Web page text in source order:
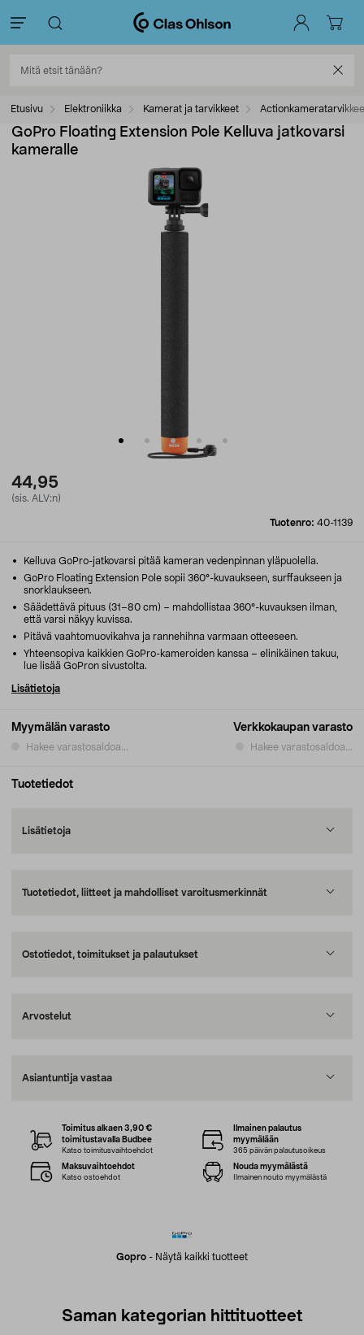
Etusivu Elektroniikka Kamerat ja tarvikkeet
GoPro Floating Extension Pole Kelluva jatkovarsi
kameralle
44,95
(sis. ALV:n)
Tuotenro: 40-1139
Myymälän varasto
Hakee varastosaldoa...
Verkkokaupan varasto
Hakee varastosaldoa...
Kelluva GoPro-jatkovarsi pitää kameran vedenpinnan yläpuolella.
GoPro Floating Extension Pole sopii 360°-kuvaukseen, surffaukseen ja
snorklaukseen.
Säädettävä pituus (31–80 cm) – mahdollistaa 360°-kuvauksen ilman,
että varsi näkyy kuvissa.
Pitävä vaahtomuovikahva ja rannehihna varmaan otteeseen.
Yhteensopiva kaikkien GoPro-kameroiden kanssa – elinikäinen takuu,
lue lisää GoPron sivustolta.
Lisätietoja
Tuotetiedot
Lisätietoja
Tuotetiedot, liitteet ja mahdolliset varoitusmerkinnät
Ostotiedot, toimitukset ja palautukset
Arvostelut
Asiantuntija vastaa
Gopro - Näytä kaikki tuotteet
Toimitus alkaen 3,90 €
toimitustavalla Budbee
Katso toimitusvaihtoehdot
Ilmainen palautus
myymälään
365 päivän palautusoikeus
Maksuvaihtoehdot
Katso ostoehdot
Nouda myymälästä
Ilmainen nouto myymälästä
Saman kategorian hittituotteet